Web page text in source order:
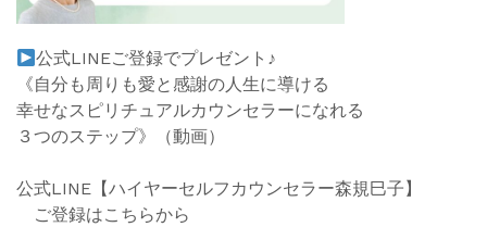
公式LINEご登録でプレゼント♪
《自分も周りも愛と感謝の人生に導ける
幸せなスピリチュアルカウンセラーになれる
３つのステップ》
（動画）
公式LINE【ハイヤーセルフカウンセラー森規巳子】
ご登録はこちらから